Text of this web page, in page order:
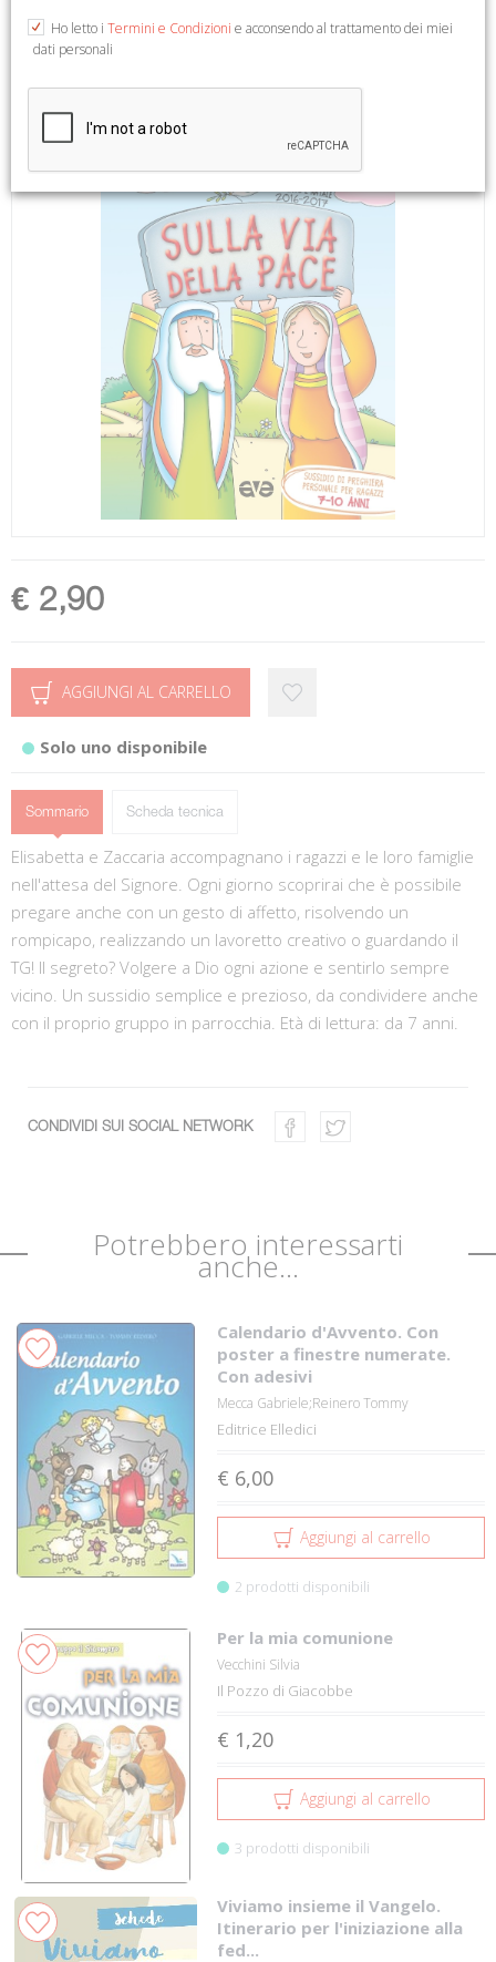
A cura di Azione Cattolica ragazzi. Illustrazioni di Forzani S.
Roma, 2016; br., pp. 48, ill., cm 14x20. (Riuniti nel Mio Nome).
€ 2,90
AGGIUNGI AL CARRELLO
Solo uno disponibile
Sommario Scheda tecnica
Elisabetta e Zaccaria accompagnano i ragazzi e le loro famiglie
nell'attesa del Signore. Ogni giorno scoprirai che è possibile
pregare anche con un gesto di affetto, risolvendo un
rompicapo, realizzando un lavoretto creativo o guardando il
TG! Il segreto? Volgere a Dio ogni azione e sentirlo sempre
vicino. Un sussidio semplice e prezioso, da condividere anche
con il proprio gruppo in parrocchia. Età di lettura: da 7 anni.
CONDIVIDI SUI SOCIAL NETWORK
Potrebbero interessarti
anche...
Calendario d'Avvento. Con
poster a finestre numerate.
Con adesivi
Mecca Gabriele;Reinero Tommy
Editrice Elledici
€ 6,00
Aggiungi al carrello
2 prodotti disponibili
Per la mia comunione
Vecchini Silvia
Il Pozzo di Giacobbe
€ 1,20
Aggiungi al carrello
3 prodotti disponibili
Viviamo insieme il Vangelo.
Itinerario per l'iniziazione alla
fed...
Ho letto i Termini e Condizioni e acconsendo al trattamento dei miei
dati personali